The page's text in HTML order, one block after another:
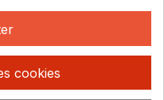
00 68
cookies